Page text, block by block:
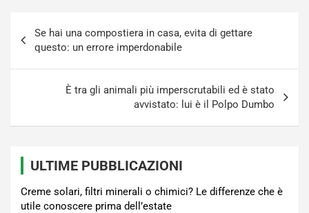
articoli
Se hai una compostiera in casa, evita di gettare
questo: un errore imperdonabile
È tra gli animali più imperscrutabili ed è stato
avvistato: lui è il Polpo Dumbo
ULTIME PUBBLICAZIONI
Creme solari, filtri minerali o chimici? Le differenze che è
utile conoscere prima dell’estate